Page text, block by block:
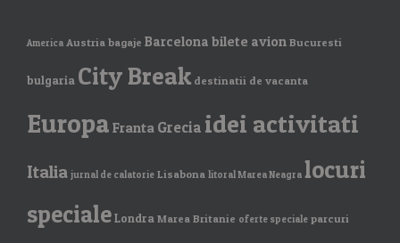
America Austria bagaje Barcelona bilete avion Bucuresti
bulgaria City Break destinatii de vacanta
Europa Franta Grecia idei activitati
Italia jurnal de calatorie Lisabona litoral Marea Neagra locuri
specialeLondra Marea Britanie oferte speciale parcuri